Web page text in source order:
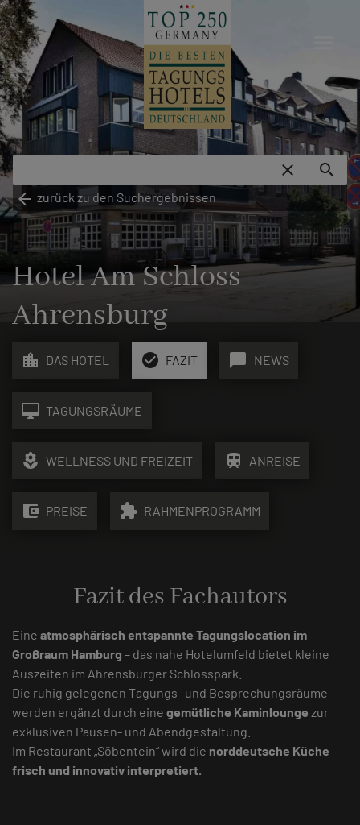
close
search
arrow_back zurück zu den Suchergebnissen
Hotel Am Schloss
Ahrensburg
location_city DAS HOTEL check_circle FAZIT chat_bubble NEWS
desktop_mac TAGUNGSRÄUME
local_florist WELLNESS UND FREIZEIT train ANREISE
account_balance_wallet PREISE extension RAHMENPROGRAMM
Fazit des Fachautors
Eine atmosphärisch entspannte Tagungslocation im
Großraum Hamburg – das nahe Hotelumfeld bietet kleine
Auszeiten im Ahrensburger Schlosspark.
Die ruhig gelegenen Tagungs- und Besprechungsräume
werden ergänzt durch eine gemütliche Kaminlounge zur
exklusiven Pausen- und Abendgestaltung.
Im Restaurant „Söbentein“ wird die norddeutsche Küche
frisch und innovativ interpretiert.